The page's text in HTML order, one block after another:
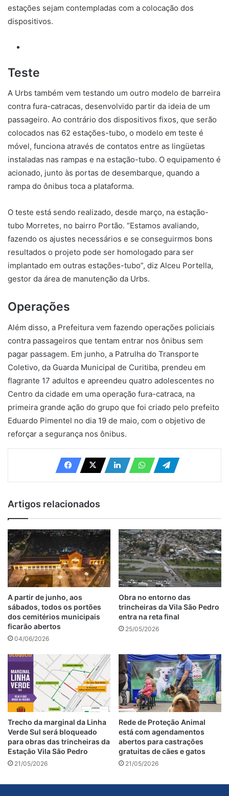
estações sejam contempladas com a colocação dos
dispositivos.
Teste
A Urbs também vem testando um outro modelo de barreira
contra fura-catracas, desenvolvido partir da ideia de um
passageiro. Ao contrário dos dispositivos fixos, que serão
colocados nas 62 estações-tubo, o modelo em teste é
móvel, funciona através de contatos entre as lingüetas
instaladas nas rampas e na estação-tubo. O equipamento é
acionado, junto às portas de desembarque, quando a
rampa do ônibus toca a plataforma.
O teste está sendo realizado, desde março, na estação-
tubo Morretes, no bairro Portão. “Estamos avaliando,
fazendo os ajustes necessários e se conseguirmos bons
resultados o projeto pode ser homologado para ser
implantado em outras estações-tubo”, diz Alceu Portella,
gestor da área de manutenção da Urbs.
Operações
Além disso, a Prefeitura vem fazendo operações policiais
contra passageiros que tentam entrar nos ônibus sem
pagar passagem. Em junho, a Patrulha do Transporte
Coletivo, da Guarda Municipal de Curitiba, prendeu em
flagrante 17 adultos e apreendeu quatro adolescentes no
Centro da cidade em uma operação fura-catraca, na
primeira grande ação do grupo que foi criado pelo prefeito
Eduardo Pimentel no dia 19 de maio, com o objetivo de
reforçar a segurança nos ônibus.
Artigos relacionados
A partir de junho, aos
sábados, todos os portões
dos cemitérios municipais
ficarão abertos
04/06/2026
Obra no entorno das
trincheiras da Vila São Pedro
entra na reta final
25/05/2026
Trecho da marginal da Linha
Verde Sul será bloqueado
para obras das trincheiras da
Estação Vila São Pedro
21/05/2026
Rede de Proteção Animal
está com agendamentos
abertos para castrações
gratuitas de cães e gatos
21/05/2026